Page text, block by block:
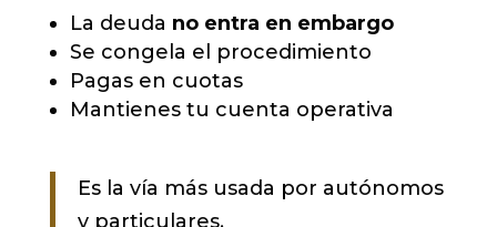
La deuda no entra en embargo
Se congela el procedimiento
Pagas en cuotas
Mantienes tu cuenta operativa
Es la vía más usada por autónomos
y particulares.